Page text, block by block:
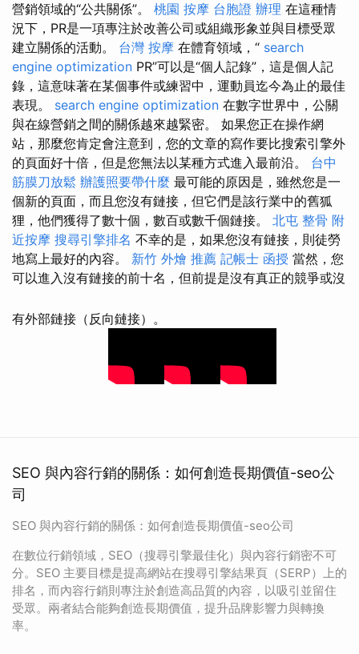
營銷領域的“公共關係”。 桃園 按摩 台胞證 辦理 在這種情
況下，PR是一項專注於改善公司或組織形象並與目標受眾
建立關係的活動。 台灣 按摩 在體育領域，“ search
engine optimization PR”可以是“個人記錄”，這是個人記
錄，這意味著在某個事件或練習中，運動員迄今為止的最佳
表現。 search engine optimization 在數字世界中，公關
與在線營銷之間的關係越來越緊密。 如果您正在操作網
站，那麼您肯定會注意到，您的文章的寫作要比搜索引擎外
的頁面好十倍，但是您無法以某種方式進入最前沿。 台中
筋膜刀放鬆 辦護照要帶什麼 最可能的原因是，雖然您是一
個新的頁面，而且您沒有鏈接，但它們是該行業中的舊狐
狸，他們獲得了數十個，數百或數千個鏈接。 北屯 整骨 附
近按摩 搜尋引擎排名 不幸的是，如果您沒有鏈接，則徒勞
地寫上最好的內容。 新竹 外燴 推薦 記帳士 函授 當然，您
可以進入沒有鏈接的前十名，但前提是沒有真正的競爭或沒
有外部鏈接（反向鏈接）。
SEO 與內容行銷的關係：如何創造長期價值-seo公
司
SEO 與內容行銷的關係：如何創造長期價值-seo公司
在數位行銷領域，SEO（搜尋引擎最佳化）與內容行銷密不可
分。SEO 主要目標是提高網站在搜尋引擎結果頁（SERP）上的
排名，而內容行銷則專注於創造高品質的內容，以吸引並留住
受眾。兩者結合能夠創造長期價值，提升品牌影響力與轉換
率。